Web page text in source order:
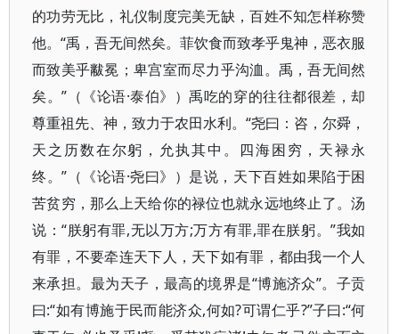
的功劳无比，礼仪制度完美无缺，百姓不知怎样称赞
他。“禹，吾无间然矣。菲饮食而致孝乎鬼神，恶衣服
而致美乎黻冕；卑宫室而尽力乎沟洫。禹，吾无间然
矣。”（《论语·泰伯》）禹吃的穿的往往都很差，却
尊重祖先、神，致力于农田水利。“尧曰：咨，尔舜，
天之历数在尔躬，允执其中。四海困穷，天禄永
终。”（《论语·尧曰》）是说，天下百姓如果陷于困
苦贫穷，那么上天给你的禄位也就永远地终止了。汤
说：“朕躬有罪,无以万方;万方有罪,罪在朕躬。”我如
有罪，不要牵连天下人，天下如有罪，都由我一个人
来承担。最为天子，最高的境界是“博施济众”。子贡
曰:“如有博施于民而能济众,何如?可谓仁乎?”子曰:“何